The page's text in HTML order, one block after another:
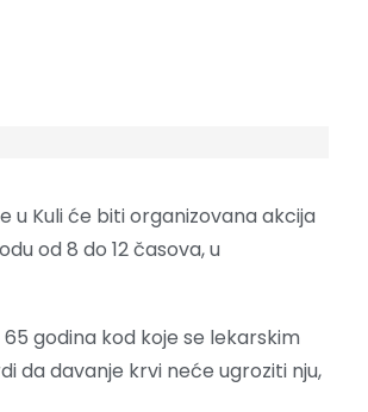
u Kuli će biti organizovana akcija
od 8 do 12 časova, u
godina kod koje se lekarskim
da davanje krvi neće ugroziti nju,